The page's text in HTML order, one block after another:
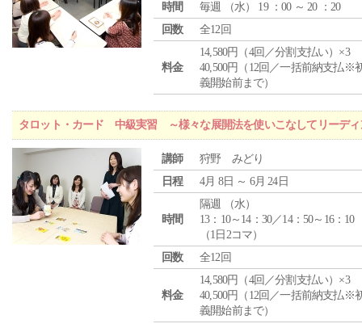
時間
毎週 （水） 19 ：00 ～ 20 ：20
回数
全12回
料金
14,580円（4回／分割支払い）×3
40,500円（12回／一括前納支払※
義開始前まで）
タロット・カード 中級実習 ～様々な展開法を使いこなしてリーディ
講師
狩野 みどり
日程
4月 8日 ～ 6月 24日
時間
隔週 （水）
13：10～14：30／14：50～16：10
（1日2コマ）
回数
全12回
料金
14,580円（4回／分割支払い）×3
40,500円（12回／一括前納支払※
義開始前まで）